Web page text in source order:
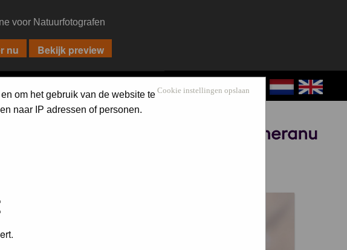
voor Natuurfotografen
Cookie instellingen opslaan
om het gebruik van de website te
naar IP adressen of personen.